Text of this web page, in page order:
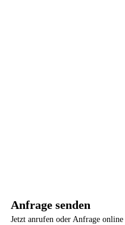
Anfrage senden
Jetzt anrufen oder Anfrage